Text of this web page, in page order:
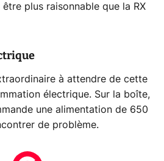
plus raisonnable que la RX
à attendre de cette
électrique. Sur la boîte,
une alimentation de 650
de problème.